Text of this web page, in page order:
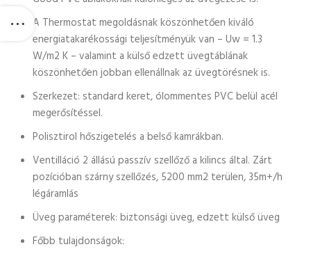
A Thermostat megoldásnak köszönhetően kiváló
energiatakarékossági teljesítményük van – Uw = 1.3
W/m2 K – valamint a külső edzett üvegtáblának
köszönhetően jobban ellenállnak az üvegtörésnek is.
Szerkezet: standard keret, ólommentes PVC belül acél
megerősítéssel.
Polisztirol hőszigetelés a belső kamrákban.
Ventilláció 2 állású passzív szellőző a kilincs által. Zárt
pozícióban szárny szellőzés, 5200 mm2 terülen, 35m+/h
légáramlás
Üveg paraméterek: biztonsági üveg, edzett külső üveg
Főbb tulajdonságok: